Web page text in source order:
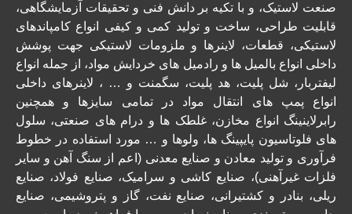
صنعت لاستیک، و با تکیه بر دانش فنی و تحقیقات آزمایشگاهی،
قابلیت طراحی، ساخت و تولید کمی و کیفی انواع کامپاندهای
لاستیکی، قطعات، لاینرها و ملزومات لاستیکی جهت پوشش
داخلی انواع بالمیل ها و رادمیل های خردایش مواد، از جمله انواع
لیفتربار، شل پلیت، هد پلیت، سگمنت و … ، لاینرهای داخلی
انواع پمپ های انتقال مواد در تمامی سایزها و همچنین
رابرلاینینگ انواع مخازن، غلطک ها و درام های صنعتی، سلول
های فلوتاسیون پایپینگ ها، ولوها و … مورد استفاده در خطوط
فرآوری و تولید معادن و صنایع معدنی (اعم از سنگ آهن و سایر
فلزات غیرآهنی)، صنایع کاشی و سرامیک، صنایع فولاد، صنایع
ریلی، بنادر و کشتیرانی، صنایع نفت، گاز و پتروشیمی، صنایع